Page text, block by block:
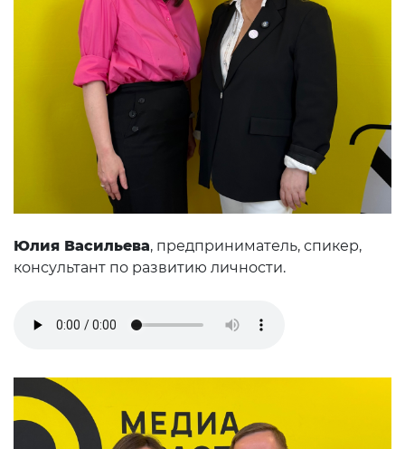
Юлия Васильева, предприниматель, спикер,
консультант по развитию личности.